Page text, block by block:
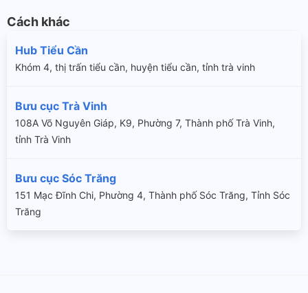
Cách khác
Hub Tiểu Cần
Khóm 4, thị trấn tiểu cần, huyện tiểu cần, tỉnh trà vinh
Bưu cục Trà Vinh
108A Võ Nguyên Giáp, K9, Phường 7, Thành phố Trà Vinh,
tỉnh Trà Vinh
Bưu cục Sóc Trăng
151 Mạc Đĩnh Chi, Phường 4, Thành phố Sóc Trăng, Tỉnh Sóc
Trăng